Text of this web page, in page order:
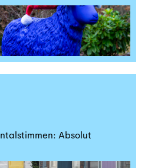
Absolut